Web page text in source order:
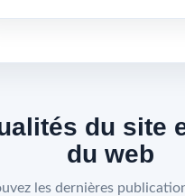
du site
du web
les dernières